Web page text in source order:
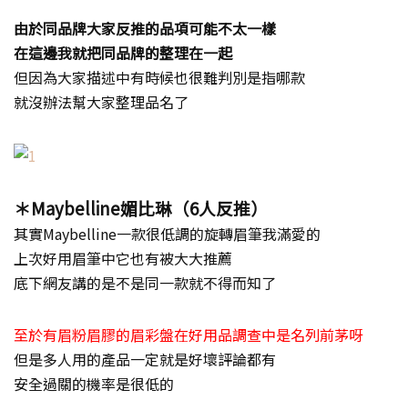
由於同品牌大家反推的品項可能不太一樣
在這邊我就把同品牌的整理在一起
但因為大家描述中有時候也很難判別是指哪款
就沒辦法幫大家整理品名了
＊Maybelline媚比琳（6人反推）
其實Maybelline一款很低調的旋轉眉筆我滿愛的
上次好用眉筆中它也有被大大推薦
底下網友講的是不是同一款就不得而知了
至於有眉粉眉膠的眉彩盤在好用品調查中是名列前茅呀
但是多人用的產品一定就是好壞評論都有
安全過關的機率是很低的